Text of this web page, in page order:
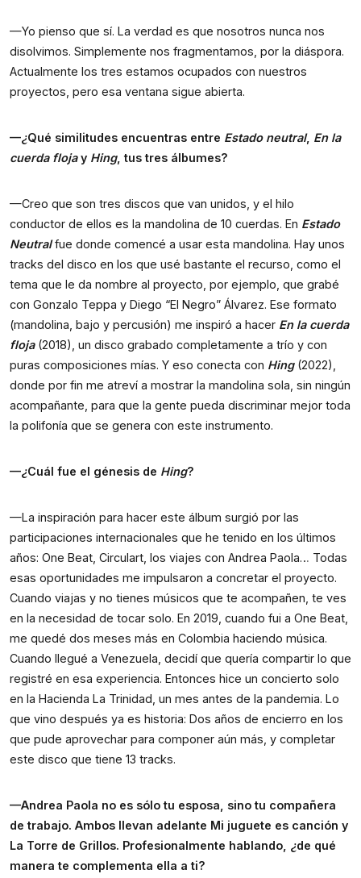
—Yo pienso que sí. La verdad es que nosotros nunca nos
disolvimos. Simplemente nos fragmentamos, por la diáspora.
Actualmente los tres estamos ocupados con nuestros
proyectos, pero esa ventana sigue abierta.
—¿Qué similitudes encuentras entre Estado neutral, En la
cuerda flojay Hing, tus tres álbumes?
—Creo que son tres discos que van unidos, y el hilo
conductor de ellos es la mandolina de 10 cuerdas. En Estado
Neutralfue donde comencé a usar esta mandolina. Hay unos
tracks del disco en los que usé bastante el recurso, como el
tema que le da nombre al proyecto, por ejemplo, que grabé
con Gonzalo Teppa y Diego “El Negro” Álvarez. Ese formato
(mandolina, bajo y percusión) me inspiró a hacer En la cuerda
floja(2018), un disco grabado completamente a trío y con
puras composiciones mías. Y eso conecta con Hing(2022),
donde por fin me atreví a mostrar la mandolina sola, sin ningún
acompañante, para que la gente pueda discriminar mejor toda
la polifonía que se genera con este instrumento.
—¿Cuál fue el génesis de Hing?
—La inspiración para hacer este álbum surgió por las
participaciones internacionales que he tenido en los últimos
años: One Beat, Circulart, los viajes con Andrea Paola… Todas
esas oportunidades me impulsaron a concretar el proyecto.
Cuando viajas y no tienes músicos que te acompañen, te ves
en la necesidad de tocar solo. En 2019, cuando fui a One Beat,
me quedé dos meses más en Colombia haciendo música.
Cuando llegué a Venezuela, decidí que quería compartir lo que
registré en esa experiencia. Entonces hice un concierto solo
en la Hacienda La Trinidad, un mes antes de la pandemia. Lo
que vino después ya es historia: Dos años de encierro en los
que pude aprovechar para componer aún más, y completar
este disco que tiene 13 tracks.
—Andrea Paola no es sólo tu esposa, sino tu compañera
de trabajo. Ambos llevan adelante Mi juguete es canción y
La Torre de Grillos. Profesionalmente hablando, ¿de qué
manera te complementa ella a ti?